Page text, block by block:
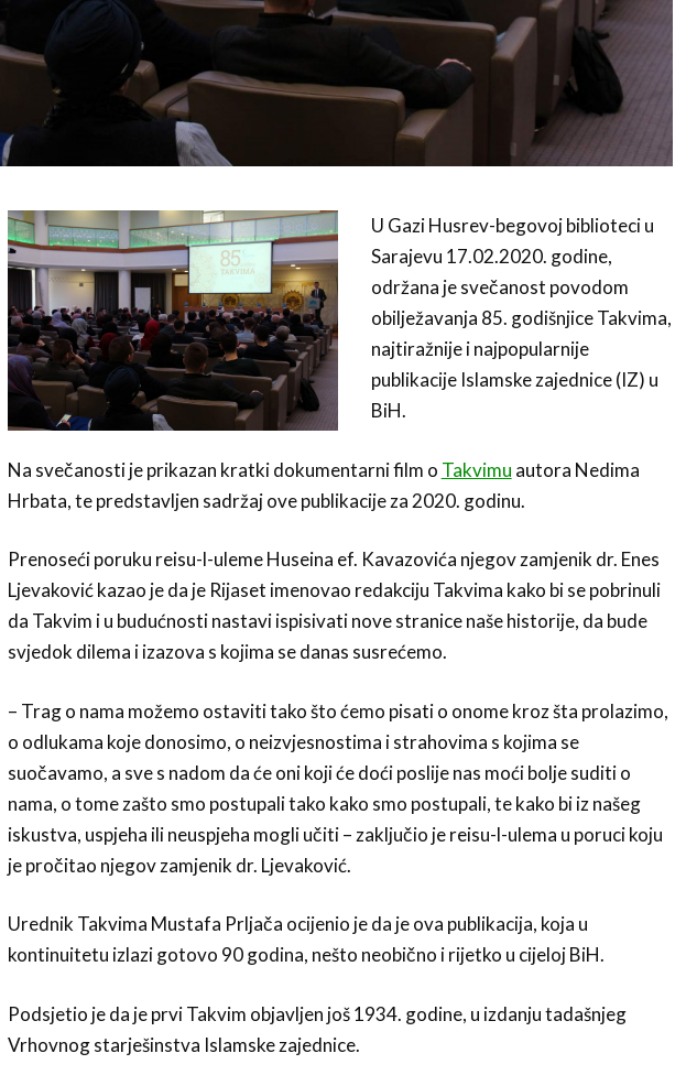
U Gazi Husrev-begovoj biblioteci u
Sarajevu 17.02.2020. godine,
održana je svečanost povodom
obilježavanja 85. godišnjice Takvima,
najtiražnije i najpopularnije
publikacije Islamske zajednice (IZ) u
BiH.
Na svečanosti je prikazan kratki dokumentarni film o Takvimu autora Nedima
Hrbata, te predstavljen sadržaj ove publikacije za 2020. godinu.
Prenoseći poruku reisu-l-uleme Huseina ef. Kavazovića njegov zamjenik dr. Enes
Ljevaković kazao je da je Rijaset imenovao redakciju Takvima kako bi se pobrinuli
da Takvim i u budućnosti nastavi ispisivati nove stranice naše historije, da bude
svjedok dilema i izazova s kojima se danas susrećemo.
– Trag o nama možemo ostaviti tako što ćemo pisati o onome kroz šta prolazimo,
o odlukama koje donosimo, o neizvjesnostima i strahovima s kojima se
suočavamo, a sve s nadom da će oni koji će doći poslije nas moći bolje suditi o
nama, o tome zašto smo postupali tako kako smo postupali, te kako bi iz našeg
iskustva, uspjeha ili neuspjeha mogli učiti – zaključio je reisu-l-ulema u poruci koju
je pročitao njegov zamjenik dr. Ljevaković.
Urednik Takvima Mustafa Prljača ocijenio je da je ova publikacija, koja u
kontinuitetu izlazi gotovo 90 godina, nešto neobično i rijetko u cijeloj BiH.
Podsjetio je da je prvi Takvim objavljen još 1934. godine, u izdanju tadašnjeg
Vrhovnog starješinstva Islamske zajednice.